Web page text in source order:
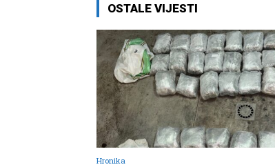
OSTALE VIJESTI
Hronika